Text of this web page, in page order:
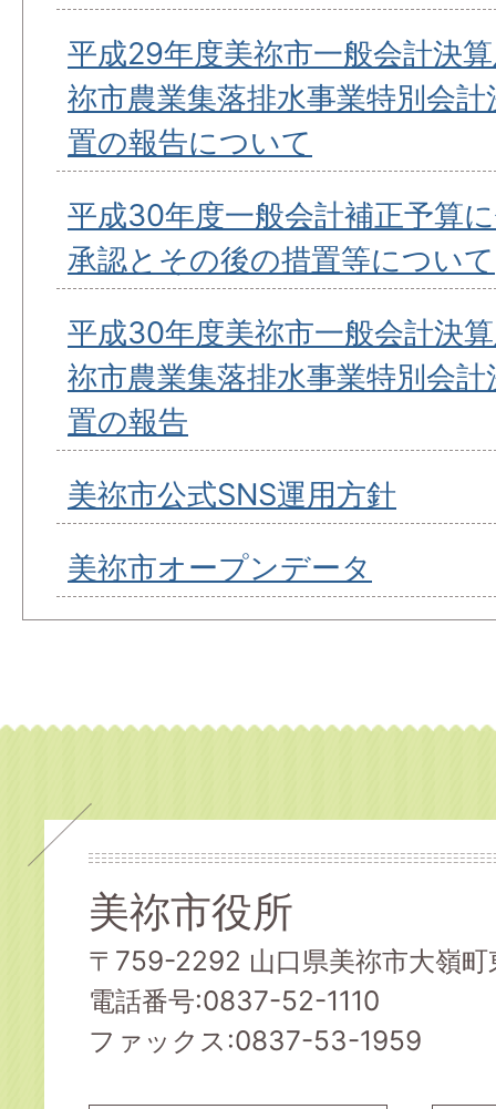
平成29年度美祢市一般会計決
祢市農業集落排水事業特別会
置の報告について
平成30年度一般会計補正予算
承認とその後の措置等について
平成30年度美祢市一般会計決
祢市農業集落排水事業特別会
置の報告
美祢市公式SNS運用方針
美祢市オープンデータ
美祢市役所
〒759-2292 山口県美祢市大嶺
電話番号:0837-52-1110
ファックス:0837-53-1959